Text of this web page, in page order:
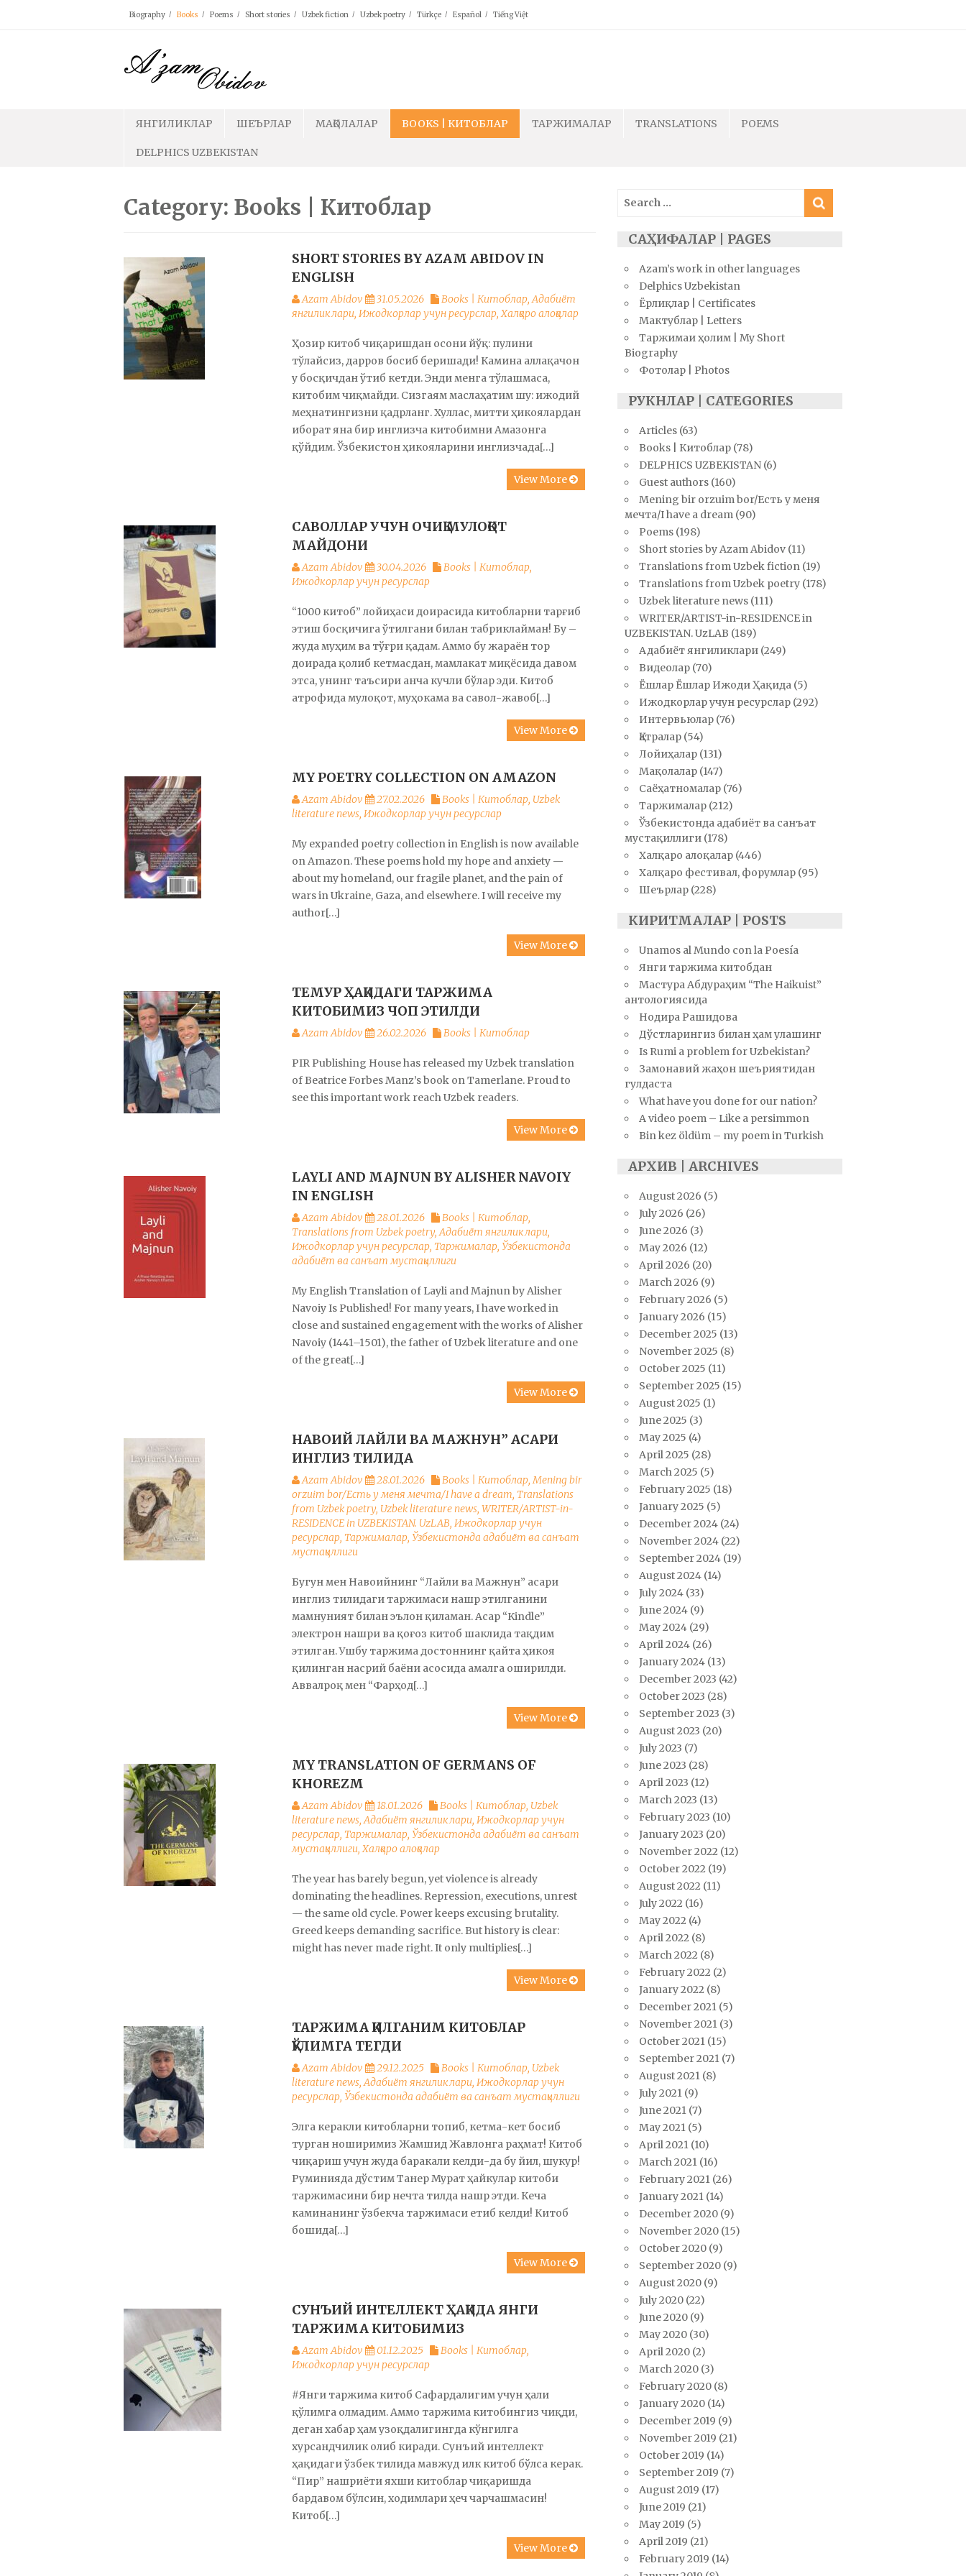
Biography Books Poems Short stories Uzbek fiction Uzbek poetry Türkçe Español Tiếng Việt
ЯНГИЛИКЛАР ШЕЪРЛАР МАҚОЛАЛАР BOOKS | КИТОБЛАР ТАРЖИМАЛАР TRANSLATIONS POEMS
DELPHICS UZBEKISTAN
Category: Books | Китоблар
SHORT STORIES BY AZAM ABIDOV IN
ENGLISH
Azam Abidov 31.05.2026 Books | Китоблар,Адабиёт
янгиликлари, Ижодкорлар учун ресурслар,Халқаро алоқалар
Ҳозир китоб чиқаришдан осони йўқ: пулини
тўлайсиз, дарров босиб беришади! Камина аллақачон
у босқичдан ўтиб кетди. Энди менга тўлашмаса,
китобим чиқмайди. Сизгаям маслаҳатим шу: ижодий
меҳнатингизни қадрланг. Хуллас, митти ҳикоялардан
иборат яна бир инглизча китобимни Амазонга
қўйдим. Ўзбекистон ҳикояларини инглизчада[…]
View More
САВОЛЛАР УЧУН ОЧИҚ МУЛОҚОТ
МАЙДОНИ
Azam Abidov 30.04.2026 Books | Китоблар,
Ижодкорлар учун ресурслар
“1000 китоб” лойиҳаси доирасида китобларни тарғиб
этиш босқичига ўтилгани билан табриклайман! Бу –
жуда муҳим ва тўғри қадам. Аммо бу жараён тор
доирада қолиб кетмасдан, мамлакат миқёсида давом
этса, унинг таъсири анча кучли бўлар эди. Китоб
атрофида мулоқот, муҳокама ва савол-жавоб[…]
View More
MY POETRY COLLECTION ON AMAZON
Azam Abidov 27.02.2026 Books | Китоблар, Uzbek
literature news, Ижодкорлар учун ресурслар
My expanded poetry collection in English is now available
on Amazon. These poems hold my hope and anxiety —
about my homeland, our fragile planet, and the pain of
wars in Ukraine, Gaza, and elsewhere. I will receive my
author[…]
View More
ТЕМУР ҲАҚИДАГИ ТАРЖИМА
КИТОБИМИЗ ЧОП ЭТИЛДИ
Azam Abidov 26.02.2026 Books | Китоблар
PIR Publishing House has released my Uzbek translation
of Beatrice Forbes Manz’s book on Tamerlane. Proud to
see this important work reach Uzbek readers.
View More
LAYLI AND MAJNUN BY ALISHER NAVOIY
IN ENGLISH
Azam Abidov 28.01.2026 Books | Китоблар,
Translations from Uzbek poetry,Адабиёт янгиликлари,
Ижодкорлар учун ресурслар, Таржималар, Ўзбекистонда
адабиёт ва санъат мустақиллиги
My English Translation of Layli and Majnun by Alisher
Navoiy Is Published! For many years, I have worked in
close and sustained engagement with the works of Alisher
Navoiy (1441–1501), the father of Uzbek literature and one
of the great[…]
View More
НАВОИЙ ЛАЙЛИ ВА МАЖНУН” АСАРИ
ИНГЛИЗ ТИЛИДА
Azam Abidov 28.01.2026 Books | Китоблар,Mening bir
orzuim bor/Есть у меня мечта/I have a dream, Translations
from Uzbek poetry, Uzbek literature news, WRITER/ARTIST-in-
RESIDENCE in UZBEKISTAN. UzLAB, Ижодкорлар учун
ресурслар, Таржималар, Ўзбекистонда адабиёт ва санъат
мустақиллиги
Бугун мен Навоийнинг “Лайли ва Мажнун” асари
инглиз тилидаги таржимаси нашр этилганини
мамнуният билан эълон қиламан. Асар “Kindle”
электрон нашри ва қоғоз китоб шаклида тақдим
этилган. Ушбу таржима достоннинг қайта ҳикоя
қилинган насрий баёни асосида амалга оширилди.
Аввалроқ мен “Фарҳод[…]
View More
MY TRANSLATION OF GERMANS OF
KHOREZM
Azam Abidov 18.01.2026 Books | Китоблар, Uzbek
literature news,Адабиёт янгиликлари, Ижодкорлар учун
ресурслар, Таржималар, Ўзбекистонда адабиёт ва санъат
мустақиллиги,Халқаро алоқалар
The year has barely begun, yet violence is already
dominating the headlines. Repression, executions, unrest
— the same old cycle. Power keeps excusing brutality.
Greed keeps demanding sacrifice. But history is clear:
might has never made right. It only multiplies[…]
View More
ТАРЖИМА ҚИЛГАНИМ КИТОБЛАР
ҚЎЛИМГА ТЕГДИ
Azam Abidov 29.12.2025 Books | Китоблар, Uzbek
literature news,Адабиёт янгиликлари, Ижодкорлар учун
ресурслар, Ўзбекистонда адабиёт ва санъат мустақиллиги
Элга керакли китобларни топиб, кетма-кет босиб
турган ноширимиз Жамшид Жавлонга раҳмат! Китоб
чиқариш учун жуда баракали келди-да бу йил, шукур!
Руминияда дўстим Танер Мурат ҳайкулар китоби
таржимасини бир нечта тилда нашр этди. Кеча
каминанинг ўзбекча таржимаси етиб келди! Китоб
бошида[…]
View More
СУНЪИЙ ИНТЕЛЛЕКТ ҲАҚИДА ЯНГИ
ТАРЖИМА КИТОБИМИЗ
Azam Abidov 01.12.2025 Books | Китоблар,
Ижодкорлар учун ресурслар
#Янги таржима китоб Сафардалигим учун ҳали
қўлимга олмадим. Аммо таржима китобингиз чиқди,
деган хабар ҳам узоқдалигингда кўнгилга
хурсандчилик олиб киради. Сунъий интеллект
ҳақидаги ўзбек тилида мавжуд илк китоб бўлса керак.
“Пир” нашриёти яхши китоблар чиқаришда
бардавом бўлсин, ходимлари ҳеч чарчашмасин!
Китоб[…]
View More
Search
for:
САҲИФАЛАР | PAGES
Azam’s work in other languages
Delphics Uzbekistan
Ёрлиқлар | Certificates
Мактублар | Letters
Таржимаи ҳолим | My Short
Biography
Фотолар | Photos
РУКНЛАР | CATEGORIES
Articles(63)
Books | Китоблар(78)
DELPHICS UZBEKISTAN(6)
Guest authors(160)
Mening bir orzuim bor/Есть у меня
мечта/I have a dream(90)
Poems(198)
Short stories by Azam Abidov(11)
Translations from Uzbek fiction(19)
Translations from Uzbek poetry(178)
Uzbek literature news(111)
WRITER/ARTIST-in-RESIDENCE in
UZBEKISTAN. UzLAB (189)
Адабиёт янгиликлари(249)
Видеолар(70)
Ёшлар Ёшлар Ижоди Ҳақида(5)
Ижодкорлар учун ресурслар(292)
Интервьюлар(76)
Қатралар(54)
Лойиҳалар(131)
Мақолалар(147)
Саёҳатномалар(76)
Таржималар(212)
Ўзбекистонда адабиёт ва санъат
мустақиллиги(178)
Халқаро алоқалар(446)
Халқаро фестивал, форумлар(95)
Шеърлар(228)
КИРИТМАЛАР | POSTS
Unamos al Mundo con la Poesía
Янги таржима китобдан
Мастура Абдураҳим “The Haikuist”
антологиясида
Нодира Рашидова
Дўстларингиз билан ҳам улашинг
Is Rumi a problem for Uzbekistan?
Замонавий жаҳон шеъриятидан
гулдаста
What have you done for our nation?
A video poem – Like a persimmon
Bin kez öldüm – my poem in Turkish
АРХИВ | ARCHIVES
August 2026 (5)
July 2026 (26)
June 2026 (3)
May 2026 (12)
April 2026 (20)
March 2026 (9)
February 2026 (5)
January 2026 (15)
December 2025 (13)
November 2025 (8)
October 2025 (11)
September 2025 (15)
August 2025 (1)
June 2025 (3)
May 2025 (4)
April 2025 (28)
March 2025 (5)
February 2025 (18)
January 2025 (5)
December 2024(24)
November 2024(22)
September 2024(19)
August 2024(14)
July 2024(33)
June 2024(9)
May 2024(29)
April 2024(26)
January 2024(13)
December 2023 (42)
October 2023 (28)
September 2023 (3)
August 2023 (20)
July 2023 (7)
June 2023 (28)
April 2023 (12)
March 2023 (13)
February 2023 (10)
January 2023 (20)
November 2022 (12)
October 2022 (19)
August 2022 (11)
July 2022 (16)
May 2022 (4)
April 2022 (8)
March 2022 (8)
February 2022 (2)
January 2022 (8)
December 2021(5)
November 2021(3)
October 2021(15)
September 2021(7)
August 2021(8)
July 2021(9)
June 2021(7)
May 2021(5)
April 2021(10)
March 2021(16)
February 2021(26)
January 2021(14)
December 2020(9)
November 2020(15)
October 2020(9)
September 2020(9)
August 2020(9)
July 2020(22)
June 2020(9)
May 2020(30)
April 2020(2)
March 2020(3)
February 2020(8)
January 2020(14)
December 2019 (9)
November 2019 (21)
October 2019 (14)
September 2019 (7)
August 2019 (17)
June 2019 (21)
May 2019 (5)
April 2019 (21)
February 2019 (14)